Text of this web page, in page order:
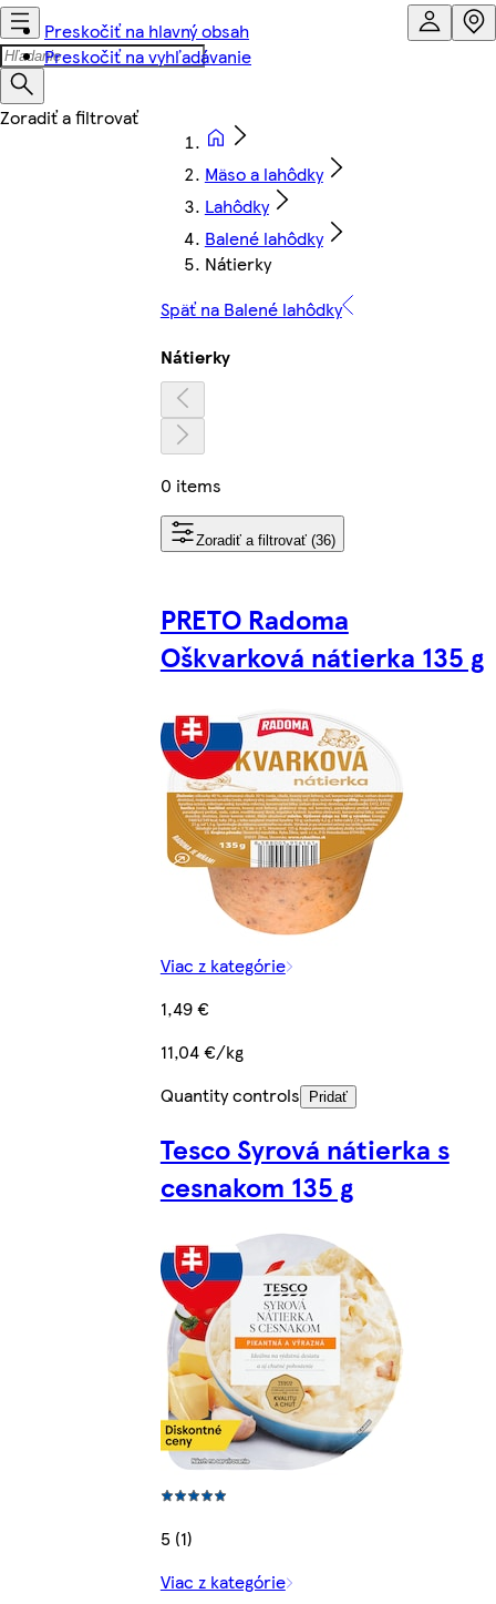
Preskočiť na hlavný obsah
Preskočiť na vyhľadávanie
Mäso a lahôdky
Lahôdky
Balené lahôdky
Nátierky
Späť na Balené lahôdky
Nátierky
0 items
Zoradiť a filtrovať (36)
PRETO Radoma
Oškvarková nátierka 135 g
Viac z kategórie
1,49 €
11,04 €/kg
Quantity controls
Pridať
Tesco Syrová nátierka s
cesnakom 135 g
5 (1)
Viac z kategórie